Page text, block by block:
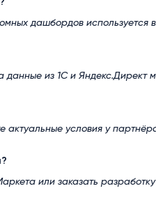
дашбордов используется
данные из 1С и Яндекс.Директ
актуальные условия у
или заказать